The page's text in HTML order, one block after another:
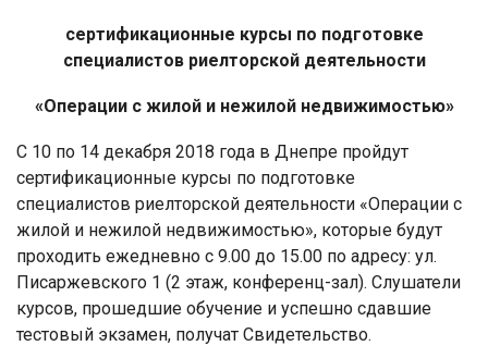
сертификационные курсы по подготовке
специалистов риелторской деятельности
«Операции с жилой и нежилой недвижимостью»
С 10 по 14 декабря 2018 года в Днепре пройдут
сертификационные курсы по подготовке
специалистов риелторской деятельности «Операции с
жилой и нежилой недвижимостью», которые будут
проходить ежедневно с 9.00 до 15.00 по адресу: ул.
Писаржевского 1 (2 этаж, конференц-зал). Слушатели
курсов, прошедшие обучение и успешно сдавшие
тестовый экзамен, получат Свидетельство.